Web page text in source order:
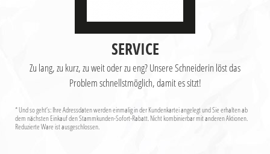
SERVICE
Zu lang, zu kurz, zu weit oder zu eng? Unsere Schneiderin löst das
Problem schnellstmöglich, damit es sitzt!
* Und so geht’s: Ihre Adressdaten werden einmalig in der Kundenkartei angelegt und Sie erhalten ab
dem nächsten Einkauf den Stammkunden-Sofort-Rabatt. Nicht kombinierbar mit anderen Aktionen.
Reduzierte Ware ist ausgeschlossen.